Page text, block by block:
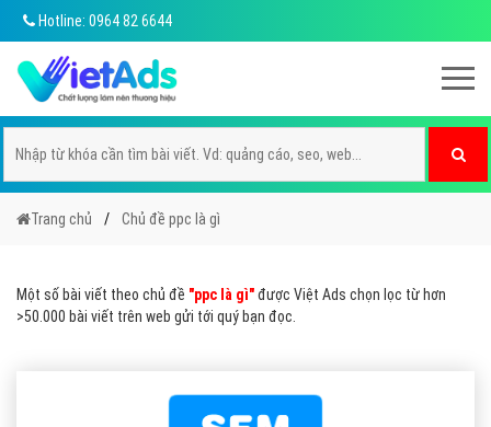
Hotline: 0964 82 6644
Trang chủ Chủ đề ppc là gì
Một số bài viết theo chủ đề "ppc là gì"được Việt Ads chọn lọc từ hơn
>50.000 bài viết trên web gửi tới quý bạn đọc.